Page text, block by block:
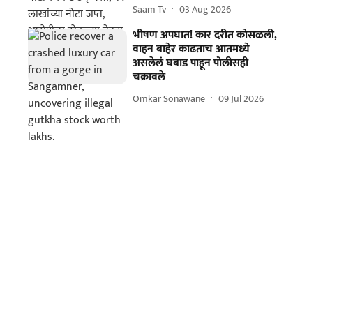
Saam Tv 03 Aug 2026
भीषण अपघात! कार दरीत कोसळली,
वाहन बाहेर काढताच आतमध्ये
असलेलं घबाड पाहून पोलीसही
चक्रावले
Omkar Sonawane 09 Jul 2026